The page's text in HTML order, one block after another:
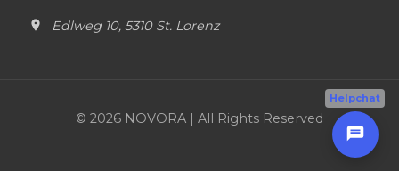
Edlweg 10, 5310 St. Lorenz
© 2026 NOVORA | All Rights Reserved
Helpchat